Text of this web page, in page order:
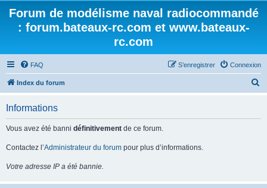
Forum de modélisme naval radiocommandé
: forum.bateaux-rc.com et www.bateaux-
rc.com
FAQ Connexion
S’enregistrer
Index du forum
Informations
Vous avez été banni définitivement de ce forum.
Contactez l’Administrateur du forum pour plus d’informations.
Votre adresse IP a été bannie.